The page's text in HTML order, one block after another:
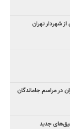
از شهردار تهران
تهران در مراسم جاماندگان
جدید